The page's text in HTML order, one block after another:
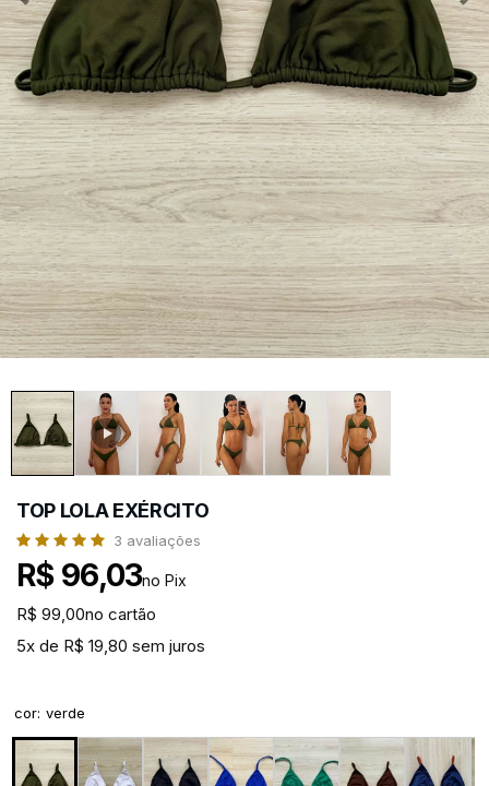
TOP LOLA EXÉRCITO
3 avaliações
R$ 96,03no Pix
R$ 99,00no cartão
5x de R$ 19,80 sem juros
cor: verde